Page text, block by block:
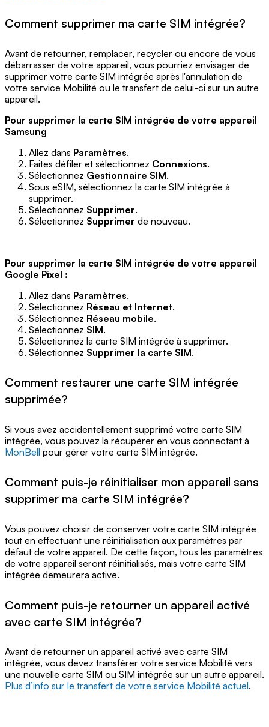
Comment supprimer ma carte SIM intégrée?
Avant de retourner, remplacer, recycler ou encore de vous
débarrasser de votre appareil, vous pourriez envisager de
supprimer votre carte SIM intégrée après l'annulation de
votre service Mobilité ou le transfert de celui-ci sur un autre
appareil.
Pour supprimer la carte SIM intégrée de votre appareil
Samsung
Allez dans Paramètres.
Faites défiler et sélectionnez Connexions.
Sélectionnez Gestionnaire SIM.
Sous eSIM, sélectionnez la carte SIM intégrée à
supprimer.
Sélectionnez Supprimer.
Sélectionnez Supprimer de nouveau.
Pour supprimer la carte SIM intégrée de votre appareil
Google Pixel :
Allez dans Paramètres.
Sélectionnez Réseau et Internet.
Sélectionnez Réseau mobile.
Sélectionnez SIM.
Sélectionnez la carte SIM intégrée à supprimer.
Sélectionnez Supprimer la carte SIM.
Comment restaurer une carte SIM intégrée
supprimée?
Si vous avez accidentellement supprimé votre carte SIM
intégrée, vous pouvez la récupérer en vous connectant à
MonBell pour gérer votre carte SIM intégrée.
Comment puis-je réinitialiser mon appareil sans
supprimer ma carte SIM intégrée?
Vous pouvez choisir de conserver votre carte SIM intégrée
tout en effectuant une réinitialisation aux paramètres par
défaut de votre appareil. De cette façon, tous les paramètres
de votre appareil seront réinitialisés, mais votre carte SIM
intégrée demeurera active.
Comment puis-je retourner un appareil activé
avec carte SIM intégrée?
Avant de retourner un appareil activé avec carte SIM
intégrée, vous devez transférer votre service Mobilité vers
une nouvelle carte SIM ou SIM intégrée sur un autre appareil.
Plus d’info sur le transfert de votre service Mobilité actuel.